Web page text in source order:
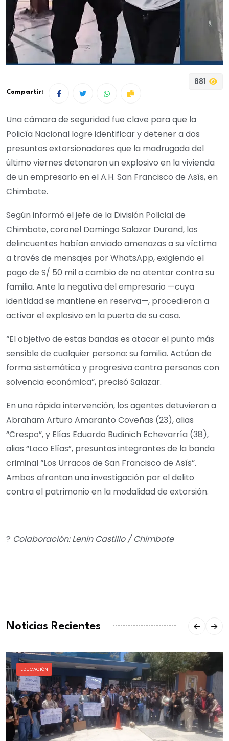
Compartir:
881
Una cámara de seguridad fue clave para que la
Policía Nacional logre identificar y detener a dos
presuntos extorsionadores que la madrugada del
último viernes detonaron un explosivo en la vivienda
de un empresario en el A.H. San Francisco de Asís, en
Chimbote.
Según informó el jefe de la División Policial de
Chimbote, coronel Domingo Salazar Durand, los
delincuentes habían enviado amenazas a su víctima
a través de mensajes por WhatsApp, exigiendo el
pago de S/ 50 mil a cambio de no atentar contra su
familia. Ante la negativa del empresario —cuya
identidad se mantiene en reserva—, procedieron a
activar el explosivo en la puerta de su casa.
“El objetivo de estas bandas es atacar el punto más
sensible de cualquier persona: su familia. Actúan de
forma sistemática y progresiva contra personas con
solvencia económica”, precisó Salazar.
En una rápida intervención, los agentes detuvieron a
Abraham Arturo Amaranto Coveñas (23), alias
“Crespo”, y Elías Eduardo Budinich Echevarría (38),
alias “Loco Elías”, presuntos integrantes de la banda
criminal “Los Urracos de San Francisco de Asís”.
Ambos afrontan una investigación por el delito
contra el patrimonio en la modalidad de extorsión.
? Colaboración: Lenin Castillo / Chimbote
Noticias Recientes
EDUCACIÓN